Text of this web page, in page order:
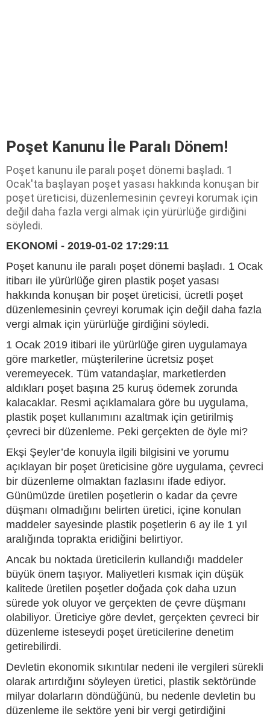
Poşet Kanunu İle Paralı Dönem!
Poşet kanunu ile paralı poşet dönemi başladı. 1
Ocak'ta başlayan poşet yasası hakkında konuşan bir
poşet üreticisi, düzenlemesinin çevreyi korumak için
değil daha fazla vergi almak için yürürlüğe girdiğini
söyledi.
EKONOMİ - 2019-01-02 17:29:11
Poşet kanunu ile paralı poşet dönemi başladı. 1 Ocak
itibarı ile yürürlüğe giren plastik poşet yasası
hakkında konuşan bir poşet üreticisi, ücretli poşet
düzenlemesinin çevreyi korumak için değil daha fazla
vergi almak için yürürlüğe girdiğini söyledi.
1 Ocak 2019 itibari ile yürürlüğe giren uygulamaya
göre marketler, müşterilerine ücretsiz poşet
veremeyecek. Tüm vatandaşlar, marketlerden
aldıkları poşet başına 25 kuruş ödemek zorunda
kalacaklar. Resmi açıklamalara göre bu uygulama,
plastik poşet kullanımını azaltmak için getirilmiş
çevreci bir düzenleme. Peki gerçekten de öyle mi?
Ekşi Şeyler’de konuyla ilgili bilgisini ve yorumu
açıklayan bir poşet üreticisine göre uygulama, çevreci
bir düzenleme olmaktan fazlasını ifade ediyor.
Günümüzde üretilen poşetlerin o kadar da çevre
düşmanı olmadığını belirten üretici, içine konulan
maddeler sayesinde plastik poşetlerin 6 ay ile 1 yıl
aralığında toprakta eridiğini belirtiyor.
Ancak bu noktada üreticilerin kullandığı maddeler
büyük önem taşıyor. Maliyetleri kısmak için düşük
kalitede üretilen poşetler doğada çok daha uzun
sürede yok oluyor ve gerçekten de çevre düşmanı
olabiliyor. Üreticiye göre devlet, gerçekten çevreci bir
düzenleme isteseydi poşet üreticilerine denetim
getirebilirdi.
Devletin ekonomik sıkıntılar nedeni ile vergileri sürekli
olarak artırdığını söyleyen üretici, plastik sektöründe
milyar dolarların döndüğünü, bu nedenle devletin bu
düzenleme ile sektöre yeni bir vergi getirdiğini